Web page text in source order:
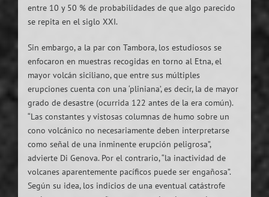
entre 10 y 50 % de probabilidades de que algo parecido
se repita en el siglo XXI.
Sin embargo, a la par con Tambora, los estudiosos se
enfocaron en muestras recogidas en torno al Etna, el
mayor volcán siciliano, que entre sus múltiples
erupciones cuenta con una ‘pliniana’, es decir, la de mayor
grado de desastre (ocurrida 122 antes de la era común).
“Las constantes y vistosas columnas de humo sobre un
cono volcánico no necesariamente deben interpretarse
como señal de una inminente erupción peligrosa”,
advierte Di Genova. Por el contrario, “la inactividad de
volcanes aparentemente pacíficos puede ser engañosa”.
Según su idea, los indicios de una eventual catástrofe